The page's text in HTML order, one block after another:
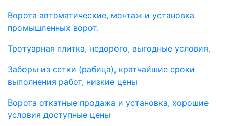
Ворота автоматические, монтаж и установка
промышленных ворот.
Тротуарная плитка, недорого, выгодные условия.
Заборы из сетки (рабица), кратчайшие сроки
выполнения работ, низкие цены
Ворота откатные продажа и установка, хорошие
условия доступные цены